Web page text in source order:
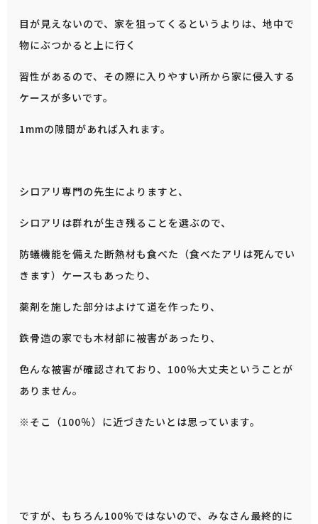
目が見えないので、家を狙ってくるというよりは、地中で
物にぶつかると上に行く
習性があるので、その際に入りやすい所から家に侵入する
ケースが多いです。
1mmの隙間があれば入れます。
シロアリ専門の先生によりますと、
シロアリは群れが生き残ることを選ぶので、
防蟻機能を備えた断熱材も食べた（食べたアリは死んでい
きます）ケースもあったり、
薬剤を施した部分はよけて道を作ったり、
鉄骨造の家でも木材部に被害があったり、
色んな被害が確認されており、100％大丈夫ということが
ありません。
※そこ（100％）に近づきたいとは思っています。
ですが、もちろん100％ではないので、みなさん最終的に